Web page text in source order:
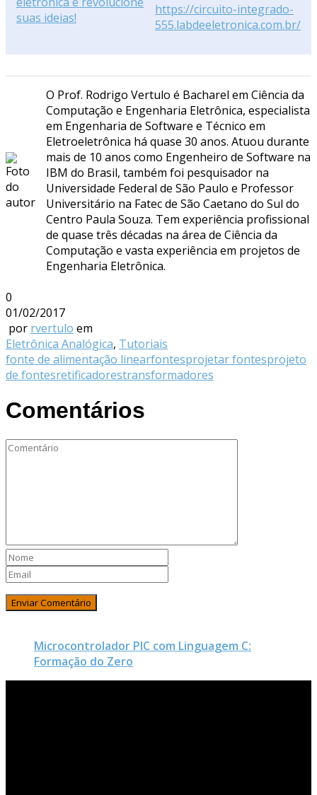
https://circuito-integrado-
555.labdeeletronica.com.br/
O Prof. Rodrigo Vertulo é Bacharel em Ciência da
Computação e Engenharia Eletrônica, especialista
em Engenharia de Software e Técnico em
Eletroeletrônica há quase 30 anos. Atuou durante
mais de 10 anos como Engenheiro de Software na
IBM do Brasil, também foi pesquisador na
Universidade Federal de São Paulo e Professor
Universitário na Fatec de São Caetano do Sul do
Centro Paula Souza. Tem experiência profissional
de quase três décadas na área de Ciência da
Computação e vasta experiência em projetos de
Engenharia Eletrônica.
0
01/02/2017
por rvertulo em
Eletrônica Analógica, Tutoriais
fonte de alimentação linearfontesprojetar fontesprojeto
de fontesretificadorestransformadores
Comentários
Microcontrolador PIC com Linguagem C:
Formação do Zero